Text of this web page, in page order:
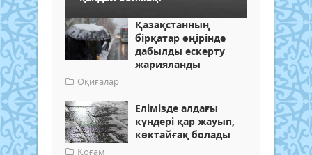
Қазақстанның
бірқатар өңірінде
дабылды ескерту
жарияланды
Оқиғалар
Елімізде алдағы
күндері қар жауып,
көктайғақ болады
Қоғам